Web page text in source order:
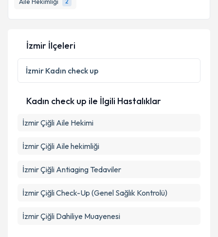
E-posta Adresiniz
Kişisel verilerimin işlenmesine ilişkin
Metni'ni okudum ve kişisel verilerimin belirtilen
İzmir İlçeleri
İzmir Kadın check up
Kadın check up ile İlgili Hastalıklar
İzmir Çiğli Aile Hekimi
İzmir Çiğli Aile hekimliği
İzmir Çiğli Antiaging Tedaviler
İzmir Çiğli Check-Up (Genel Sağlık Kontrolü)
İzmir Çiğli Dahiliye Muayenesi